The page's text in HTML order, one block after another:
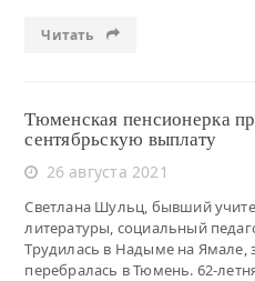
Читать
Тюменская пенсионерка
сентябрьскую выплату
26 августа 2021
Светлана Шульц, бывший
литературы, социальный
Трудилась в Надыме на Ямале,
перебралась в Тюмень. 62-